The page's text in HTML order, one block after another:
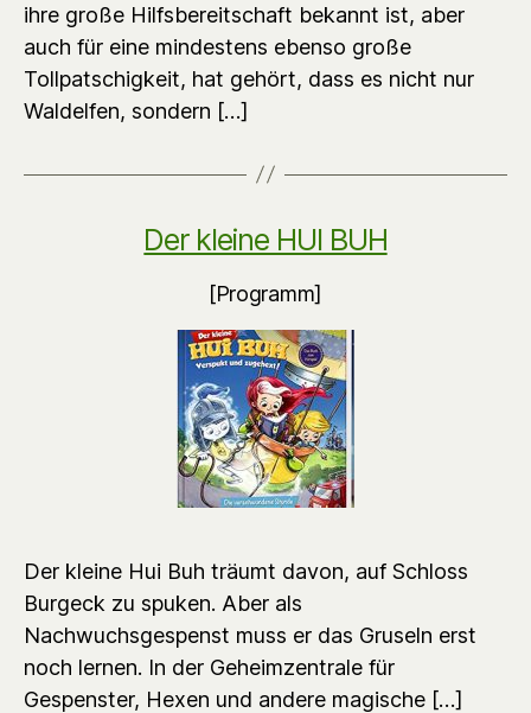
ihre große Hilfsbereitschaft bekannt ist, aber
auch für eine mindestens ebenso große
Tollpatschigkeit, hat gehört, dass es nicht nur
Waldelfen, sondern […]
Der kleine HUI BUH
[Programm]
Der kleine Hui Buh träumt davon, auf Schloss
Burgeck zu spuken. Aber als
Nachwuchsgespenst muss er das Gruseln erst
noch lernen. In der Geheimzentrale für
Gespenster, Hexen und andere magische […]